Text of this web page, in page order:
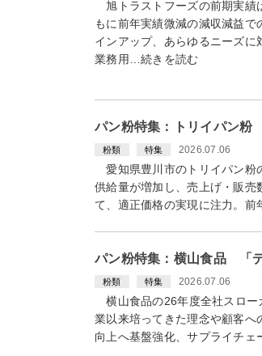
旭トラストフーズの前期実績
もに前年実績微減の減収減益
インアップ、あらゆるニーズ
業務用…続きを読む
パン粉特集：トリイパン
粉類 特集 2026.07.06
愛知県豊川市のトリイパン粉
供給量が増加し、売上げ・販売
て、適正価格の実現に注力。
パン粉特集：横山食品 「
粉類 特集 2026.07.06
横山食品の26年度全社スロー
業以来培ってきた理念や顧客へ
向上へ基盤強化、サプライチ